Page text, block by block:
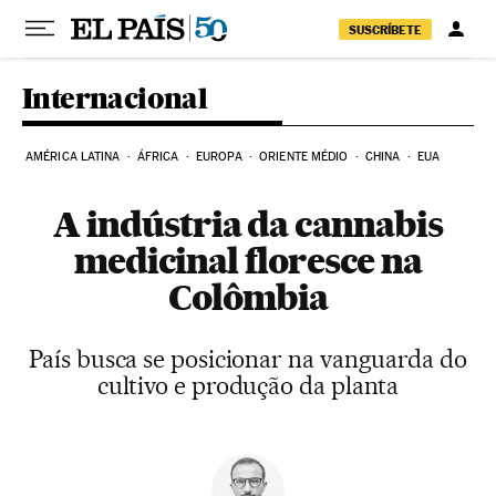
Pular para o conteúdo
SUSCRÍBETE
Internacional
AMÉRICA LATINA ÁFRICA EUROPA ORIENTE MÉDIO CHINA EUA
A indústria da cannabis
medicinal floresce na
Colômbia
País busca se posicionar na vanguarda do
cultivo e produção da planta